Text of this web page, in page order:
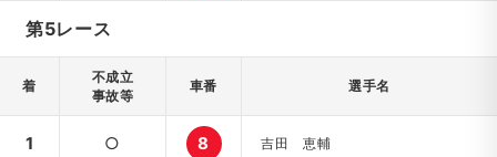
第5レース
着
不成立
事故等
車番 選手名
1 ○ 8 吉田 恵輔